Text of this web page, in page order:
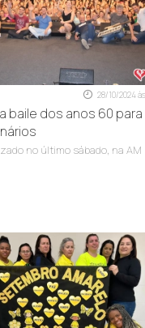
a ética, a
28/10/2024
baile dos anos 60 para
no último sábado, na AM